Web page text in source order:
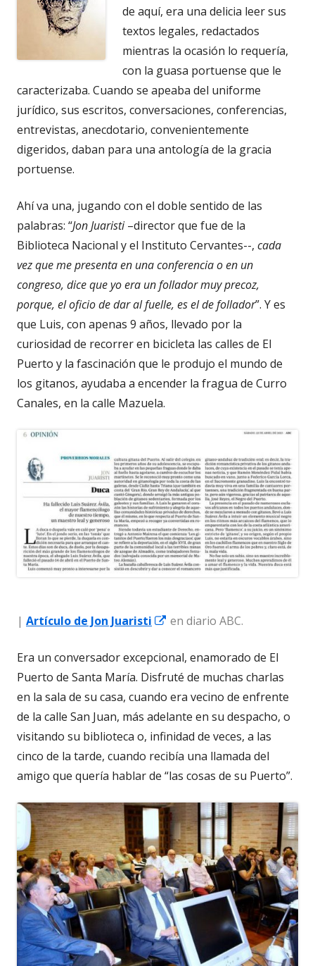
de aquí, era una delicia leer sus
textos legales, redactados
mientras la ocasión lo requería,
con la guasa portuense que le
caracterizaba. Cuando se apeaba del uniforme
jurídico, sus escritos, conversaciones, conferencias,
entrevistas, anecdotario, convenientemente
digeridos, daban para una antología de la gracia
portuense.
Ahí va una, jugando con el doble sentido de las
palabras: “Jon Juaristi–director que fue de la
Biblioteca Nacional y el Instituto Cervantes--, cada
vez que me presenta en una conferencia o en un
congreso, dice que yo era un follador muy precoz,
porque, el oficio de dar al fuelle, es el de follador”. Y es
que Luis, con apenas 9 años, llevado por la
curiosidad de recorrer en bicicleta las calles de El
Puerto y la fascinación que le produjo el mundo de
los gitanos, ayudaba a encender la fragua de Curro
Canales, en la calle Mazuela.
| Artículo de Jon Juaristi
Abrir
una
ventana
nueva
en diario ABC.
Era un conversador excepcional, enamorado de El
Puerto de Santa María. Disfruté de muchas charlas
en la sala de su casa, cuando era vecino de enfrente
de la calle San Juan, más adelante en su despacho, o
visitando su biblioteca o, infinidad de veces, a las
cinco de la tarde, cuando recibía una llamada del
amigo que quería hablar de “las cosas de su Puerto”.